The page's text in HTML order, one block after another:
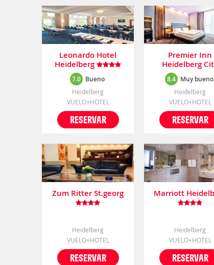
Leonardo Hotel
Heidelberg
7.0 Bueno
Heidelberg
VUELO+HOTEL
RESERVAR
Premier Inn
Heidelberg
(Zentrum)
8.4 Muy bueno
Heidelberg
VUELO+HOTEL
RESERVAR
Zum Ritter St.georg
Heidelberg
VUELO+HOTEL
RESERVAR
Marriott
Heidelberg
VUELO+HOTEL
RESERVAR